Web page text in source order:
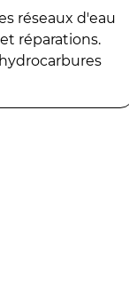
réseaux d'eau
réparations.